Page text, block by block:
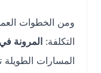
ومن الخطوات العملية
التكلفة:المرونة في
المسارات الطويلة